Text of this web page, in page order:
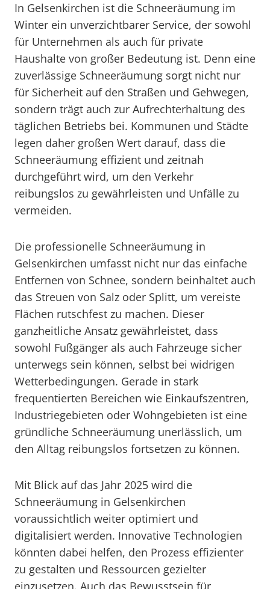
In Gelsenkirchen ist die Schneeräumung im
Winter ein unverzichtbarer Service, der sowohl
für Unternehmen als auch für private
Haushalte von großer Bedeutung ist. Denn eine
zuverlässige Schneeräumung sorgt nicht nur
für Sicherheit auf den Straßen und Gehwegen,
sondern trägt auch zur Aufrechterhaltung des
täglichen Betriebs bei. Kommunen und Städte
legen daher großen Wert darauf, dass die
Schneeräumung effizient und zeitnah
durchgeführt wird, um den Verkehr
reibungslos zu gewährleisten und Unfälle zu
vermeiden.
Die professionelle Schneeräumung in
Gelsenkirchen umfasst nicht nur das einfache
Entfernen von Schnee, sondern beinhaltet auch
das Streuen von Salz oder Splitt, um vereiste
Flächen rutschfest zu machen. Dieser
ganzheitliche Ansatz gewährleistet, dass
sowohl Fußgänger als auch Fahrzeuge sicher
unterwegs sein können, selbst bei widrigen
Wetterbedingungen. Gerade in stark
frequentierten Bereichen wie Einkaufszentren,
Industriegebieten oder Wohngebieten ist eine
gründliche Schneeräumung unerlässlich, um
den Alltag reibungslos fortsetzen zu können.
Mit Blick auf das Jahr 2025 wird die
Schneeräumung in Gelsenkirchen
voraussichtlich weiter optimiert und
digitalisiert werden. Innovative Technologien
könnten dabei helfen, den Prozess effizienter
zu gestalten und Ressourcen gezielter
einzusetzen. Auch das Bewusstsein für